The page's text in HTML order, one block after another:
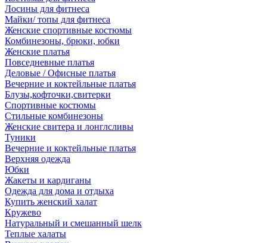
Лосины для фитнеса
Майки/ топы для фитнеса
Женские спортивные костюмы
Комбинезоны, брюки, юбки
Женские платья
Повседневные платья
Деловые / Офисные платья
Вечерние и коктейльные платья
Блузы,кофточки,свитерки
Спортивные костюмы
Стильные комбинезоны
Женские свитера и лонглсливы
Туники
Вечерние и коктейльные платья
Верхняя одежда
Юбки
Жакеты и кардиганы
Одежда для дома и отдыха
Купить женский халат
Кружево
Натуральный и смешанный шелк
Теплые халаты